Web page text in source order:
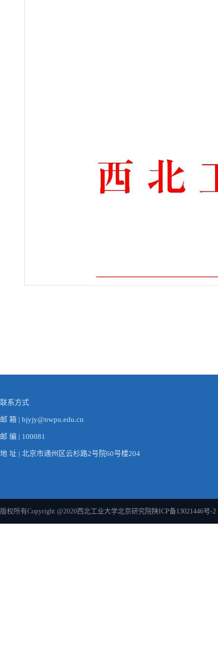
联系方式
邮 箱 | bjyjy@nwpu.edu.cn
邮 编 | 100081
地 址 | 北京市通州区云杉路2号院60号楼204
版权所有Copyright @2020西北工业大学北京研究院陕ICP备13021446号-2